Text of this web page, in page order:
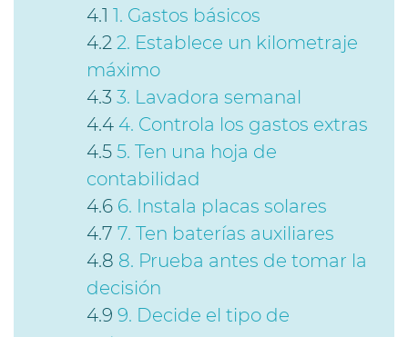
1. Gastos básicos
2. Establece un kilometraje
máximo
3. Lavadora semanal
4. Controla los gastos extras
5. Ten una hoja de
contabilidad
6. Instala placas solares
7. Ten baterías auxiliares
8. Prueba antes de tomar la
decisión
9. Decide el tipo de